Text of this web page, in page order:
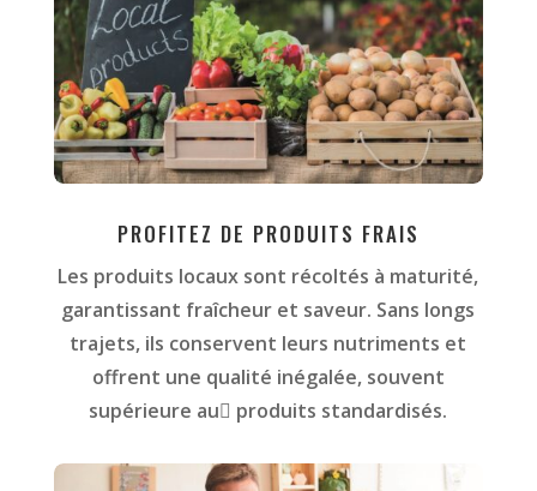
PROFITEZ DE PRODUITS FRAIS
Les produits locaux sont récoltés à maturité,
garantissant fraîcheur et saveur. Sans longs
trajets, ils conservent leurs nutriments et
offrent une qualité inégalée, souvent
supérieure au􏰀 produits standardisés.